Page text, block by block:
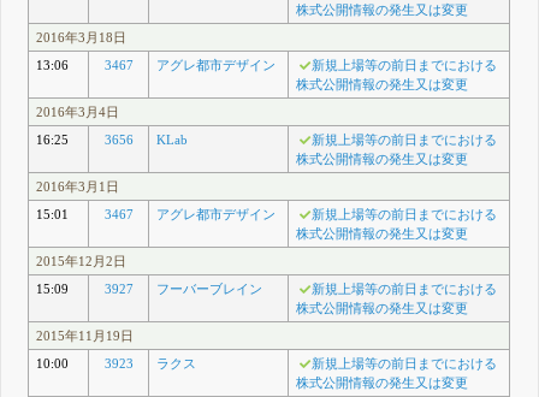
株式公開情報の発生又は変更
2016年3月18日
13:06
3467 アグレ都市デザイン
新規上場等の前日までにおける
株式公開情報の発生又は変更
2016年3月4日
16:25
3656 KLab
新規上場等の前日までにおける
株式公開情報の発生又は変更
2016年3月1日
15:01
3467 アグレ都市デザイン
新規上場等の前日までにおける
株式公開情報の発生又は変更
2015年12月2日
15:09
3927 フーバーブレイン
新規上場等の前日までにおける
株式公開情報の発生又は変更
2015年11月19日
10:00
3923 ラクス
新規上場等の前日までにおける
株式公開情報の発生又は変更